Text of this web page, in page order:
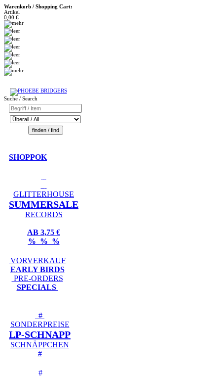
Warenkorb / Shopping Cart:
Artikel
0,00 €
Suche / Search
SHOPPOK
GLITTERHOUSE
SUMMERSALE
RECORDS
AB 3,75 €
% % %
VORVERKAUF
EARLY BIRDS
PRE-ORDERS
SPECIALS
#
SONDERPREISE
LP-SCHNAPP
SCHNÄPPCHEN
#
#